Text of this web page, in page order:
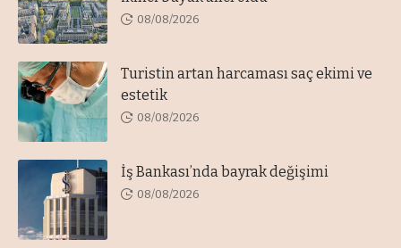
08/08/2026
Turistin artan harcaması saç ekimi ve
estetik
08/08/2026
İş Bankası’nda bayrak değişimi
08/08/2026